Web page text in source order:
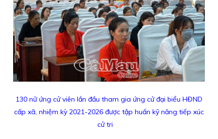
130 nữ ứng cử viên lần đầu tham gia ứng cử đại biểu HĐND
cấp xã, nhiệm kỳ 2021-2026 được tập huấn kỹ năng tiếp xúc
cử tri